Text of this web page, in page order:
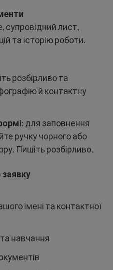
супровідний лист,
та історію роботи.
розбірливо та
й контактну
: для заповнення
ручку чорного або
Пишіть розбірливо.
імені та контактної
навчання